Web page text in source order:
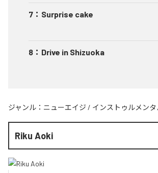
7 ： Surprise cake
8 ： Drive in Shizuoka
ジャンル： ニューエイジ / インストゥルメンタ
Riku Aoki